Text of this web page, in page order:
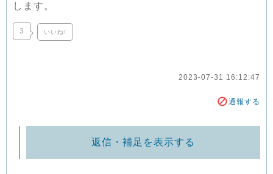
します。
3 いいね!
2023-07-31 16:12:47
通報する
返信・補足を表示する